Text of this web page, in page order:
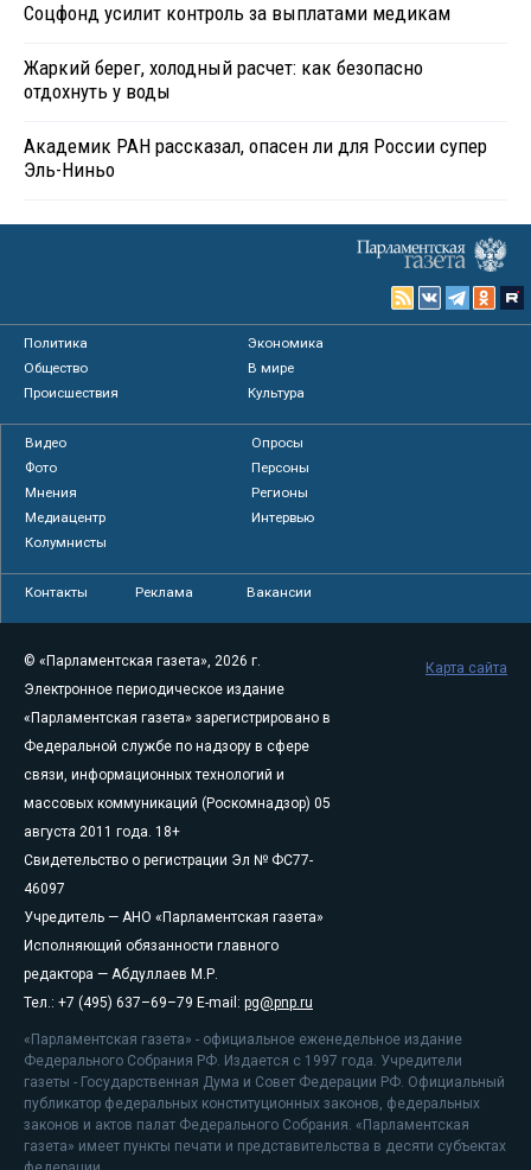
Соцфонд усилит контроль за выплатами медикам
Жаркий берег, холодный расчет: как безопасно
отдохнуть у воды
Академик РАН рассказал, опасен ли для России супер
Эль-Ниньо
Политика
Экономика
Общество
В мире
Происшествия
Культура
Видео
Опросы
Фото
Персоны
Мнения
Регионы
Медиацентр
Интервью
Колумнисты
Контакты Реклама Вакансии
© «Парламентская газета», 2026 г.
Электронное периодическое издание
«Парламентская газета» зарегистрировано в
Федеральной службе по надзору в сфере
связи, информационных технологий и
массовых коммуникаций (Роскомнадзор) 05
августа 2011 года. 18+
Свидетельство о регистрации Эл № ФС77-
46097
Учредитель — АНО «Парламентская газета»
Исполняющий обязанности главного
редактора — Абдуллаев М.Р.
Тел.: +7 (495) 637–69–79 E-mail: pg@pnp.ru
«Парламентская газета» - официальное еженедельное издание
Федерального Собрания РФ. Издается с 1997 года. Учредители
газеты - Государственная Дума и Совет Федерации РФ. Официальный
публикатор федеральных конституционных законов, федеральных
законов и актов палат Федерального Собрания. «Парламентская
газета» имеет пункты печати и представительства в десяти субъектах
Карта сайта